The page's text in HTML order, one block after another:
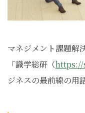
マネジメント課題解
「識学総研（https://
ジネスの最前線の用